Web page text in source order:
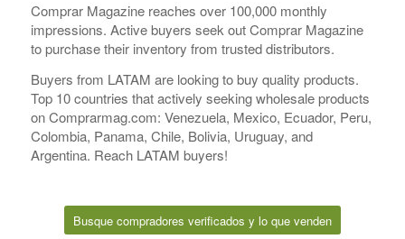
Comprar Magazine reaches over 100,000 monthly
impressions. Active buyers seek out Comprar Magazine
to purchase their inventory from trusted distributors.
Buyers from LATAM are looking to buy quality products.
Top 10 countries that actively seeking wholesale products
on Comprarmag.com: Venezuela, Mexico, Ecuador, Peru,
Colombia, Panama, Chile, Bolivia, Uruguay, and
Argentina. Reach LATAM buyers!
Busque compradores verificados y lo que venden